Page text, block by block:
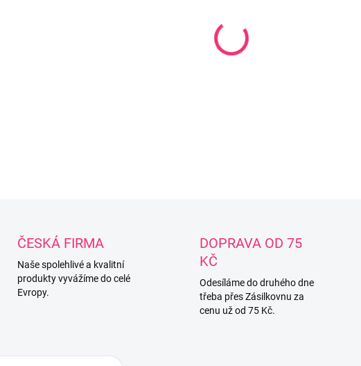
ČESKÁ FIRMA
Naše spolehlivé a kvalitní
produkty vyvážíme do celé
Evropy.
DOPRAVA OD 75
KČ
Odesíláme do druhého dne
třeba přes Zásilkovnu za
cenu už od 75 Kč.